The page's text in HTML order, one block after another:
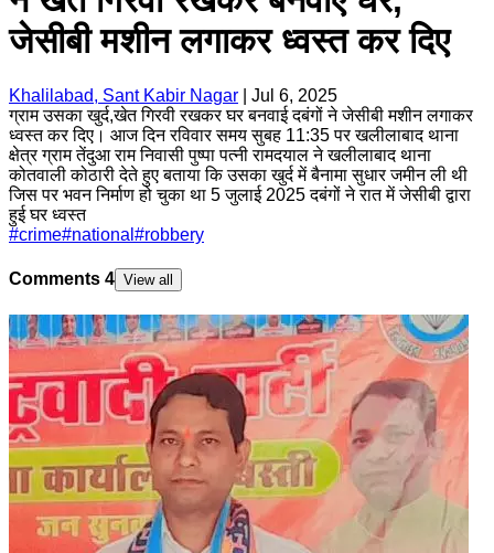
जेसीबी मशीन लगाकर ध्वस्त कर दिए
Khalilabad, Sant Kabir Nagar
Jul 6, 2025
ग्राम उसका खुर्द,खेत गिरवी रखकर घर बनवाई दबंगों ने जेसीबी मशीन लगाकर
ध्वस्त कर दिए। आज दिन रविवार समय सुबह 11:35 पर खलीलाबाद थाना
क्षेत्र ग्राम तेंदुआ राम निवासी पुष्पा पत्नी रामदयाल ने खलीलाबाद थाना
कोतवाली कोठारी देते हुए बताया कि उसका खुर्द में बैनामा सुधार जमीन ली थी
जिस पर भवन निर्माण हो चुका था 5 जुलाई 2025 दबंगों ने रात में जेसीबी द्वारा
हुई घर ध्वस्त
#crime#national #robbery
Comments 4 View all